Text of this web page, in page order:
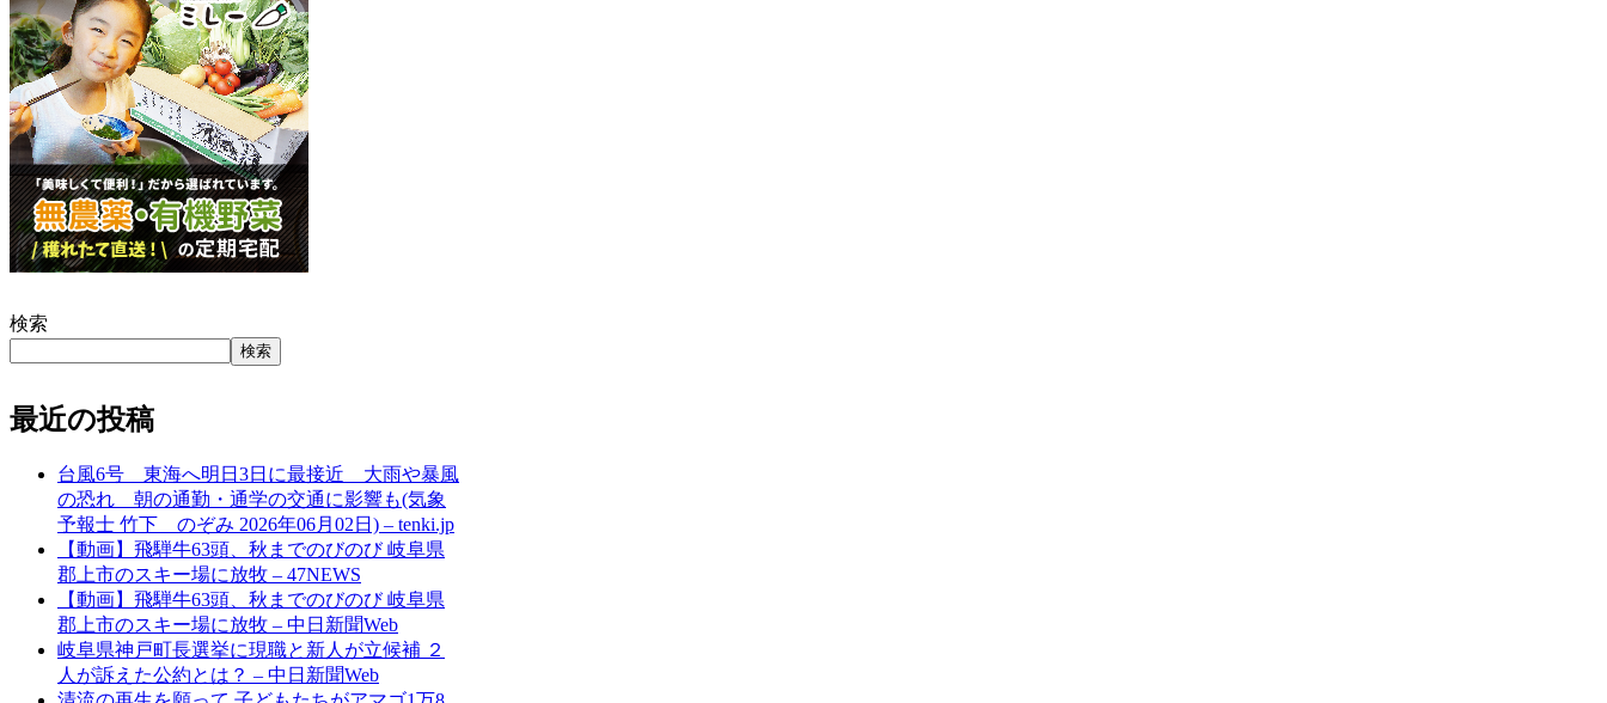
検索
検索
最近の投稿
台風6号 東海へ明日3日に最接近 大雨や暴風
の恐れ 朝の通勤・通学の交通に影響も(気象
予報士 竹下 のぞみ 2026年06月02日) – tenki.jp
【動画】飛騨牛63頭、秋までのびのび 岐阜県
郡上市のスキー場に放牧 – 47NEWS
【動画】飛騨牛63頭、秋までのびのび 岐阜県
郡上市のスキー場に放牧 – 中日新聞Web
岐阜県神戸町長選挙に現職と新人が立候補 ２
人が訴えた公約とは？ – 中日新聞Web